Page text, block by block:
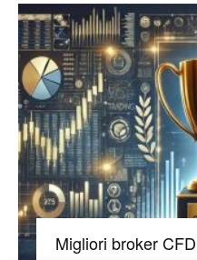
Migliori broker